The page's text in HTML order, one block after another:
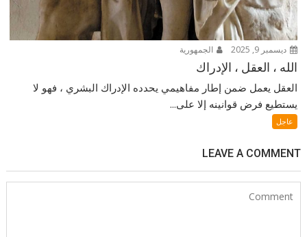
ديسمبر 9, 2025 الجمهورية
الله ، العقل ، الإدراك
العقل يعمل ضمن إطار مفاهيمي يحدده الإدراك البشري ، فهو لا
يستطيع فرض قوانينه إلا على...
عاجل
LEAVE A COMMENT